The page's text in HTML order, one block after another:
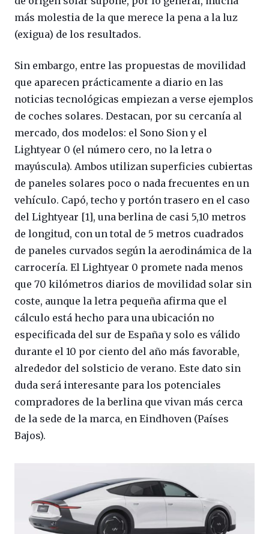
más molestia de la que merece la pena a la luz
(exigua) de los resultados.
Sin embargo, entre las propuestas de movilidad
que aparecen prácticamente a diario en las
noticias tecnológicas empiezan a verse ejemplos
de coches solares. Destacan, por su cercanía al
mercado, dos modelos: el Sono Sion y el
Lightyear 0 (el número cero, no la letra o
mayúscula). Ambos utilizan superficies cubiertas
de paneles solares poco o nada frecuentes en un
vehículo. Capó, techo y portón trasero en el caso
del Lightyear [1], una berlina de casi 5,10 metros
de longitud, con un total de 5 metros cuadrados
de paneles curvados según la aerodinámica de la
carrocería. El Lightyear 0 promete nada menos
que 70 kilómetros diarios de movilidad solar sin
coste, aunque la letra pequeña afirma que el
cálculo está hecho para una ubicación no
especificada del sur de España y solo es válido
durante el 10 por ciento del año más favorable,
alrededor del solsticio de verano. Este dato sin
duda será interesante para los potenciales
compradores de la berlina que vivan más cerca
de la sede de la marca, en Eindhoven (Países
Bajos).